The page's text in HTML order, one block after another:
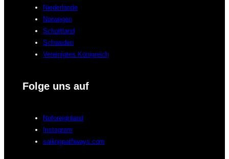
Niederlande
Norwegen
Schottland
Schweden
Vereinigtes Königreich
Folge uns auf
Noforeignland
Instagram
sailingpathways.com